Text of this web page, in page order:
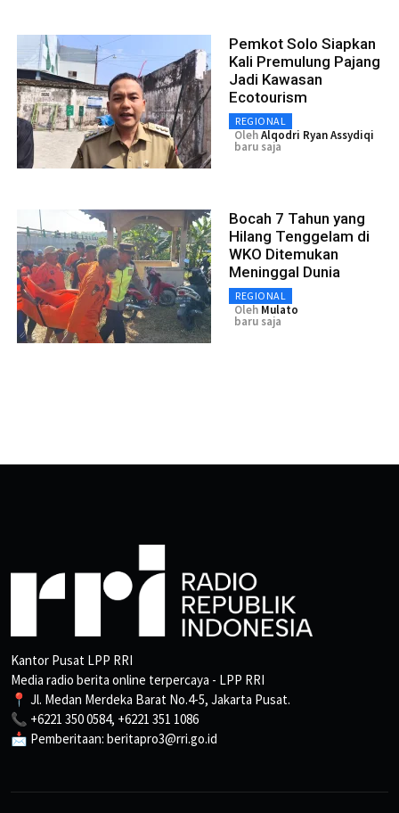
Pemkot Solo Siapkan
Kali Premulung Pajang
Jadi Kawasan
Ecotourism
REGIONAL
OlehAlqodri Ryan Assydiqi
baru saja
Bocah 7 Tahun yang
Hilang Tenggelam di
WKO Ditemukan
Meninggal Dunia
REGIONAL
Oleh Mulato
baru saja
Kantor Pusat LPP RRI
Media radio berita online terpercaya - LPP RRI
📍 Jl. Medan Merdeka Barat No.4-5, Jakarta Pusat.
📞 +6221 350 0584, +6221 351 1086
📩 Pemberitaan: beritapro3@rri.go.id